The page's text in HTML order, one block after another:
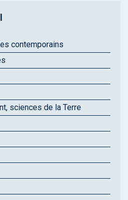
contemporains
sciences de la Terre